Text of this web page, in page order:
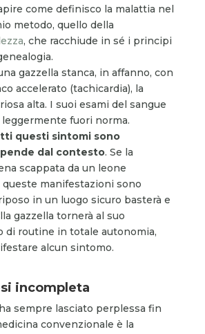
come definisco la malattia nel
metodo, quello della
, che racchiude in sé i principi
gazzella stanca, in affanno, con
accelerato (tachicardia), la
alta. I suoi esami del sangue
fuori norma.
questi sintomi sono
dal contesto. Se la
scappata da un leone
manifestazioni sono
in un luogo sicuro basterà e
gazzella tornerà al suo
di routine in totale autonomia,
alcun sintomo.
incompleta
sempre lasciato perplessa fin
convenzionale è la